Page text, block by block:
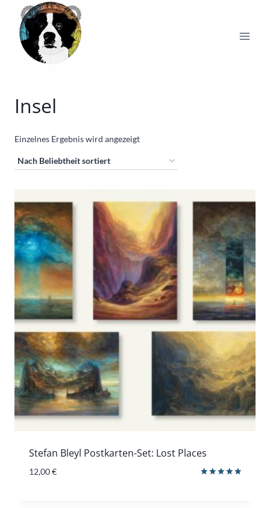
Inhalt
springen
Insel
Einzelnes Ergebnis wird angezeigt
Stefan Bleyl Postkarten-Set: Lost Places
12,00€